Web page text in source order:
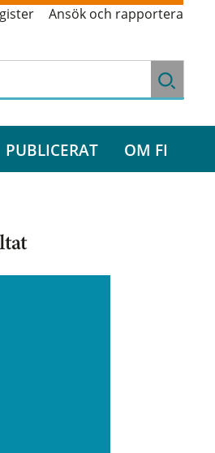
Ansök och rapportera
PUBLICERAT OM FI